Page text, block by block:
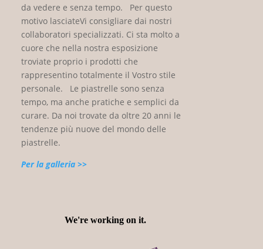
da vedere e senza tempo. Per questo
motivo lasciateVi consigliare dai nostri
collaboratori specializzati. Ci sta molto a
cuore che nella nostra esposizione
troviate proprio i prodotti che
rappresentino totalmente il Vostro stile
personale. Le piastrelle sono senza
tempo, ma anche pratiche e semplici da
curare. Da noi trovate da oltre 20 anni le
tendenze più nuove del mondo delle
piastrelle.
Per la galleria >>